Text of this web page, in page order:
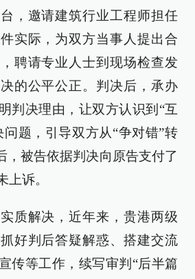
，邀请建筑行业工程师担任
实际，为双方当事人提出合
聘请专业人士到现场检查发
的公平公正。判决后，承办
判决理由，让双方认识到“互
题，引导双方从“争对错”转
，被告依据判决向原告支付了
上诉。
质解决，近年来，贵港两级
好判后答疑解惑、搭建交流
传等工作，续写审判“后半篇